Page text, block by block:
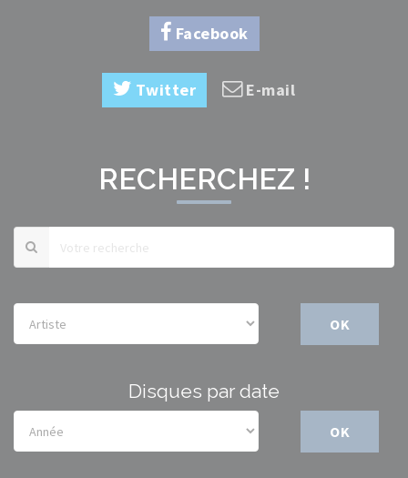
Facebook
Twitter E-mail
RECHERCHEZ !
OK
Disques par date
OK